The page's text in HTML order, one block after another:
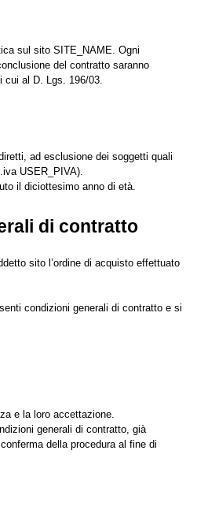
sul sito SITE_NAME. Ogni
del contratto saranno
cui al D. Lgs. 196/03.
ad esclusione dei soggetti quali
USER_PIVA).
il diciottesimo anno di età.
di contratto
sito l’ordine di acquisto effettuato
condizioni generali di contratto e si
e la loro accettazione.
generali di contratto, già
della procedura al fine di